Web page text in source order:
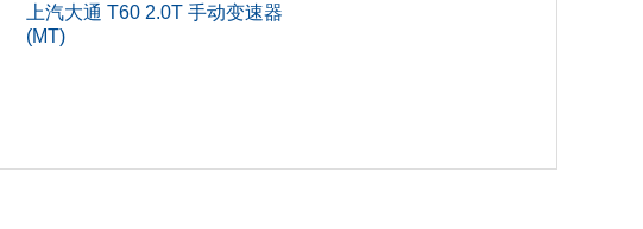
L
上汽大通 T60 2.0T 手动变速器
(MT)